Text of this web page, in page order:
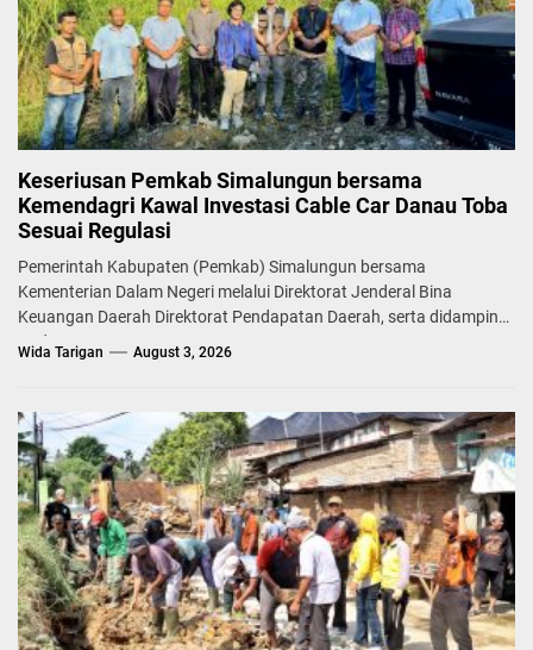
Keseriusan Pemkab Simalungun bersama
Kemendagri Kawal Investasi Cable Car Danau Toba
Sesuai Regulasi
Pemerintah Kabupaten (Pemkab) Simalungun bersama
Kementerian Dalam Negeri melalui Direktorat Jenderal Bina
Keuangan Daerah Direktorat Pendapatan Daerah, serta didampingi
Badan...
Wida Tarigan August 3, 2026